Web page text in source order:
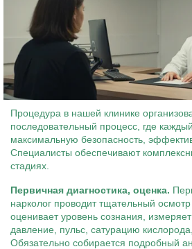
Процедура в нашей клинике
последовательный процесс, где
максимальную безопасность,
Специалисты обеспечивают
стадиях.
Первичная диагностика, оценка.
нарколог проводит тщательный
оценивает уровень сознания,
давление, пульс, сатурацию
Обязательно собирается подробный